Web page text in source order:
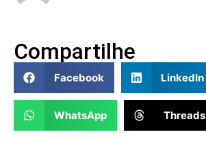
Compartilhe
Facebook LinkedIn
WhatsApp Threads